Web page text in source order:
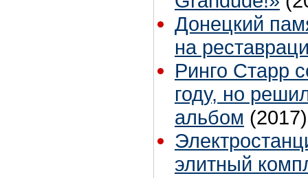
Донецкий
на
Ринго Старр
году, но
альбом (2017)
элитный